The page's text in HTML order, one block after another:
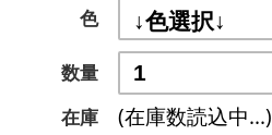
色
数量
在庫
(在庫数読込中...)